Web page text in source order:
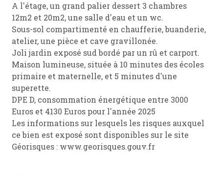
A l'étage, un grand palier dessert 3 chambres
12m2 et 20m2, une salle d'eau et un wc.
Sous-sol compartimenté en chaufferie, buanderie,
atelier, une pièce et cave gravillonée.
Joli jardin exposé sud bordé par un rû et carport.
Maison lumineuse, située à 10 minutes des écoles
primaire et maternelle, et 5 minutes d'une
superette.
DPE D, consommation énergétique entre 3000
Euros et 4130 Euros pour l'année 2025
Les informations sur lesquels les risques auxquel
ce bien est exposé sont disponibles sur le site
Géorisques : www.georisques.gouv.fr